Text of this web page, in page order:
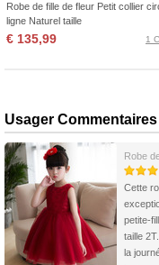
Robe de fille de fleur Petit collier
ligne Naturel taille
€ 135,99 1
Usager Commentaires
Robe
Cette
petite-
taille
la